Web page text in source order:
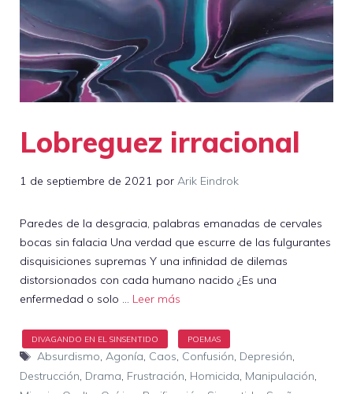
Lobreguez irracional
1 de septiembre de 2021 por Arik Eindrok
Paredes de la desgracia, palabras emanadas de cervales
bocas sin falacia Una verdad que escurre de las fulgurantes
disquisiciones supremas Y una infinidad de dilemas
distorsionados con cada humano nacido ¿Es una
enfermedad o solo … Leer más
Etiquetas
Absurdismo, Agonía, Caos, Confusión, Depresión,
Destrucción, Drama, Frustración, Homicida, Manipulación,